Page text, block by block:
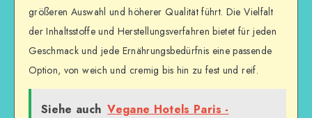
größeren Auswahl und höherer Qualität führt. Die Vielfalt
der Inhaltsstoffe und Herstellungsverfahren bietet für jeden
Geschmack und jede Ernährungsbedürfnis eine passende
Option, von weich und cremig bis hin zu fest und reif.
Siehe auch Vegane Hotels Paris -